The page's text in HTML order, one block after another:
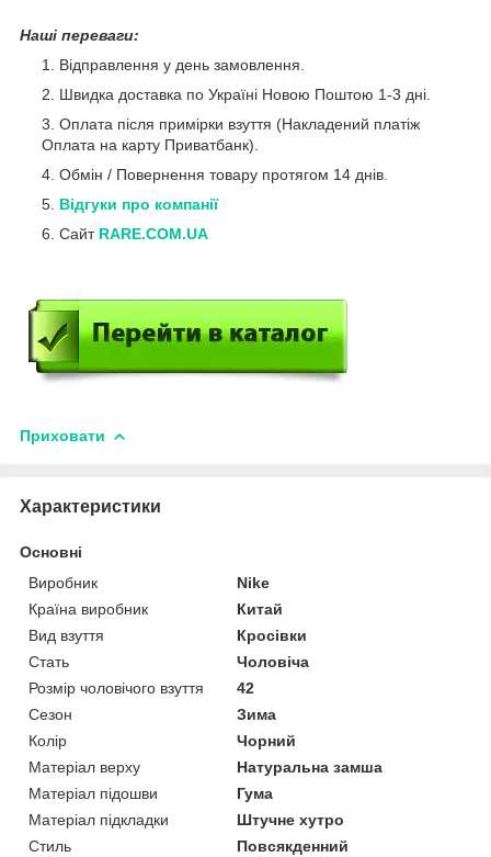
Наші переваги:
Відправлення у день замовлення.
Швидка доставка по Україні Новою Поштою 1-3 дні.
Оплата після примірки взуття (Накладений платіж
Оплата на карту Приватбанк).
Обмін / Повернення товару протягом 14 днів.
Відгуки про компанії
Сайт RARE.COM.UA
Приховати
Характеристики
Основні
Виробник
Nike
Країна виробник
Китай
Вид взуття
Кросівки
Стать
Чоловіча
Розмір чоловічого взуття
42
Сезон
Зима
Колір
Чорний
Матеріал верху
Натуральна замша
Матеріал підошви
Гума
Матеріал підкладки
Штучне хутро
Стиль
Повсякденний